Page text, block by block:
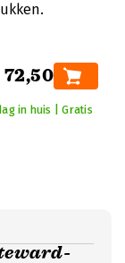
in huis | Gratis